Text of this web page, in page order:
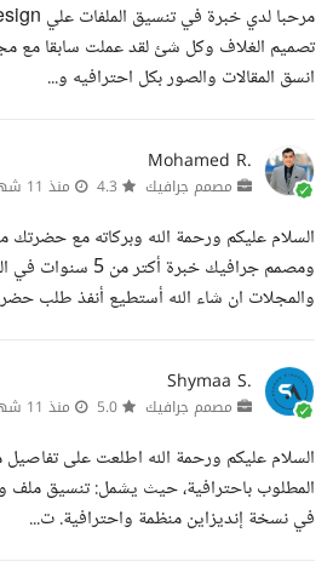
تصميم الغلاف وكل شئ لقد عملت سابقا مع
انسق المقالات والصور بكل احترافيه و...
Mohamed R.
مصمم جرافيك منذ 11 شهرا
السلام عليكم ورحمة الله وبركاته مع
ومصمم جرافيك خبرة
والمجلات ان شاء الله أستطيع أنفذ طلب
Shymaa S.
مصمم جرافيك منذ 11 شهرا
السلام عليكم ورحمة الله اطلعت على
في نسخة إنديزاين منظمة واحترافية. ت...